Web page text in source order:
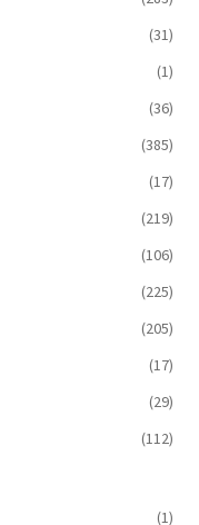
(31)
(1)
(36)
(385)
(17)
(219)
(106)
(225)
(205)
(17)
(29)
(112)
(1)